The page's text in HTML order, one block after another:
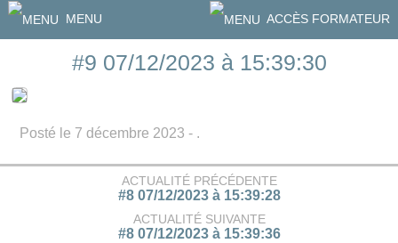
MENU ACCÈS FORMATEUR
#9 07/12/2023 à 15:39:30
Posté le 7 décembre 2023 - .
ACTUALITÉ PRÉCÉDENTE
#8 07/12/2023 à 15:39:28
ACTUALITÉ SUIVANTE
#8 07/12/2023 à 15:39:36